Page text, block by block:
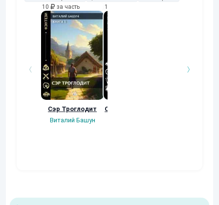
10 за часть
Сэр Троглодит
Виталий Башун
10
Осколки прошлого